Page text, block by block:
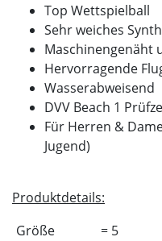
Top Wettspielball
Sehr weiches
Maschinengenäht
Hervorragende
Wasserabweisend
DVV Beach 1
Für Herren &
Jugend)
Produktdetails:
Größe
= 5